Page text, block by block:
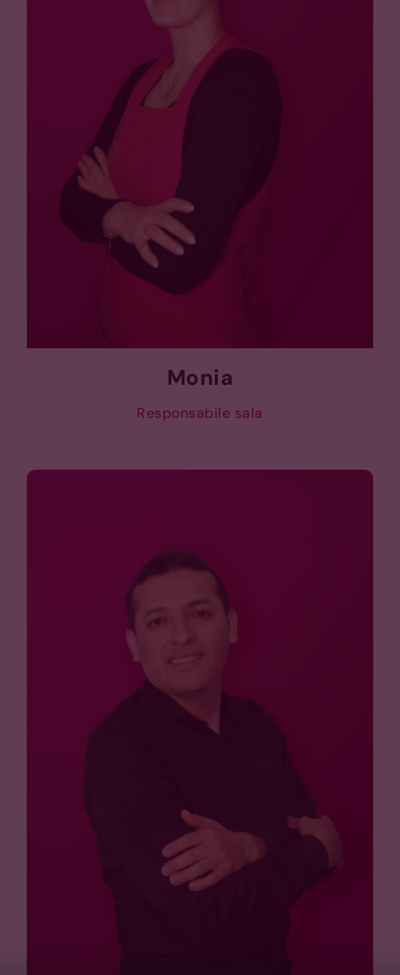
Monia
Responsabile sala